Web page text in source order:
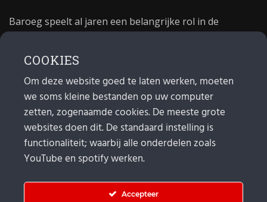
Baroeg speelt al jaren een belangrijke rol in de
culturele sector van Rotterdam. In 1981 begon Baroeg
poppodium 40 jaar.
MAIL
Algemeen: info@baroeg.nl
Bands & boeking: leon@baroeg.nl
Promotie & publiciteit: francis@baroeg.nl
COOKIES
Om deze website goed te laten werken, moeten
we soms kleine bestanden op uw computer
zetten, zogenaamde cookies. De meeste grote
websites doen dit. De standaard instelling is
functionaliteit; waarbij alle onderdelen zoals
YouTube en spotify werken.
Accepteer